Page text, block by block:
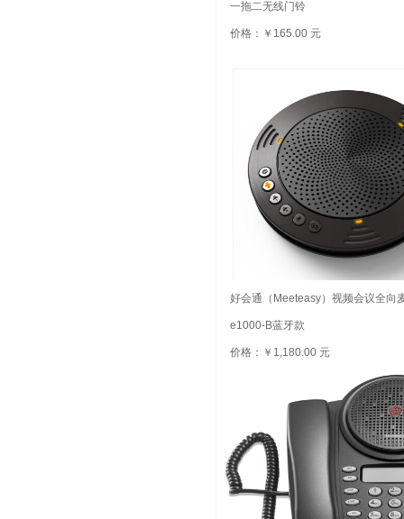
一拖二无线门铃
价格：￥165.00 元
好会通（Meeteasy）视频会议全向
e1000-B蓝牙款
价格：￥1,180.00 元